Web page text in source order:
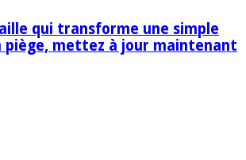
qui transforme une simple
piège, mettez à jour maintenant